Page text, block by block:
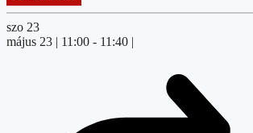
szo 23
május 23 | 11:00 - 11:40 |